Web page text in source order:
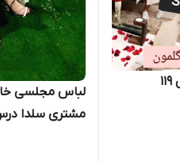
لباس مجلسی
مشتری سلدا درس